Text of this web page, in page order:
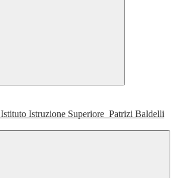
Istituto Istruzione Superiore Patrizi Baldelli